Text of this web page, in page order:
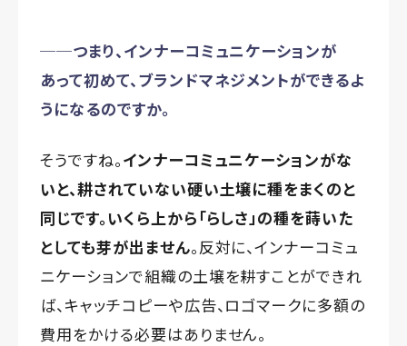
──つまり、インナーコミュニケーションが
あって初めて、ブランドマネジメントができるよ
うになるのですか。
そうですね。インナーコミュニケーションがな
いと、耕されていない硬い土壌に種をまくのと
同じです。いくら上から 「らしさ」の種を蒔いた
としても芽が出ません。反対に、インナーコミュ
ニケーションで組織の土壌を耕すことができれ
ば、キャッチコピーや広告、ロゴマークに多額の
費用をかける必要はありません。